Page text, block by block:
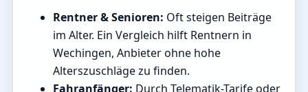
Rentner & Senioren: Oft steigen Beiträge
im Alter. Ein Vergleich hilft Rentnern in
Wechingen, Anbieter ohne hohe
Alterszuschläge zu finden.
Fahranfänger: Durch Telematik-Tarife oder